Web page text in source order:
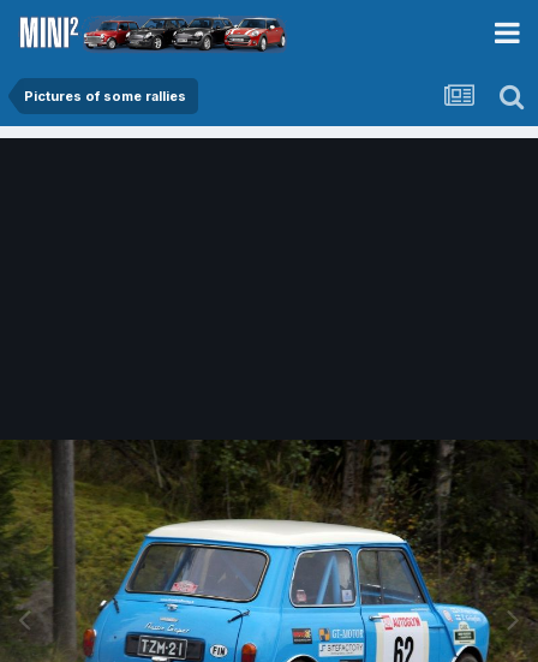
Pictures of some rallies